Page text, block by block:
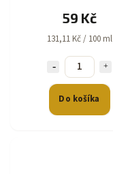
59 Kč
131,11 Kč / 100 ml
Do košíka